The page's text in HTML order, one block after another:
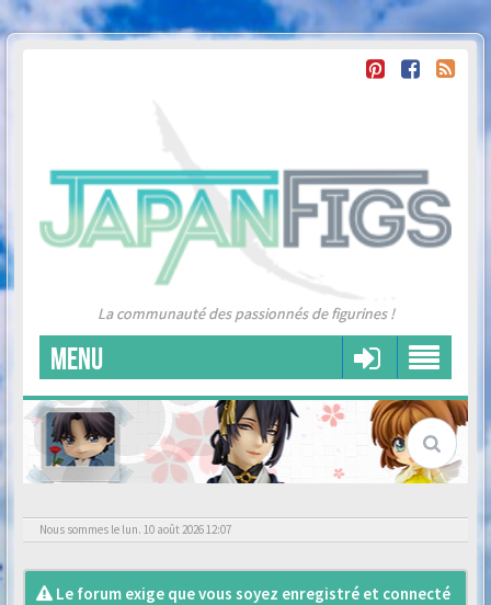
La communauté des passionnés de figurines !
MENU
Nous sommes le lun. 10 août 2026 12:07
Le forum exige que vous soyez enregistré et connecté